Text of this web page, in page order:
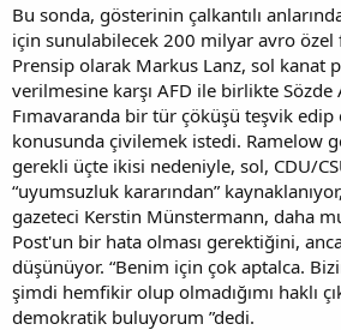
Bu sonda, gösterinin çalkantılı
için sunulabilecek 200 milyar avro özel
Prensip olarak Markus Lanz, sol kanat
verilmesine karşı AFD ile birlikte Sözde
Fımavaranda bir tür çöküşü teşvik edip
konusunda çivilemek istedi. Ramelow
gerekli üçte ikisi nedeniyle, sol, CDU/
“uyumsuzluk kararından”
gazeteci Kerstin Münstermann, daha
Post'un bir hata olması gerektiğini,
düşünüyor. “Benim için çok aptalca.
şimdi hemfikir olup olmadığımı haklı
demokratik buluyorum ”dedi.